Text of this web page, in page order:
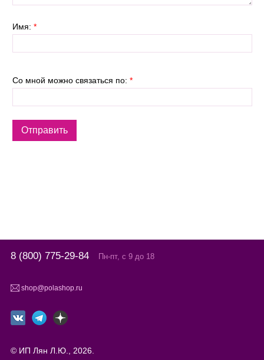
Имя: *
Со мной можно связаться по: *
8 (800) 775-29-84 Пн-пт, с 9 до 18
shop@polashop.ru
© ИП Лян Л.Ю., 2026.